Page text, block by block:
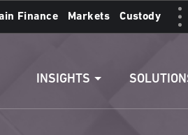
Finance Markets Custody
INSIGHTS